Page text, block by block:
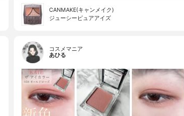
CANMAKE(キャンメイク)
ジューシーピュアアイズ
コスメマニア
あひる